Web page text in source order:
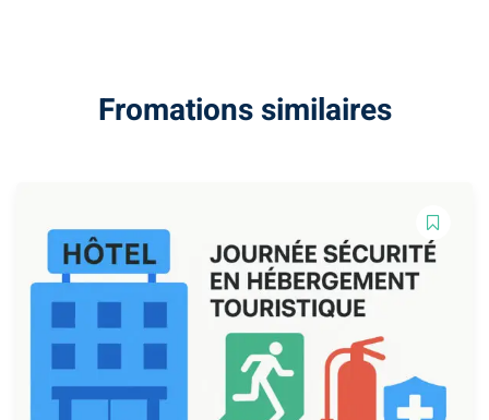
Fromations similaires